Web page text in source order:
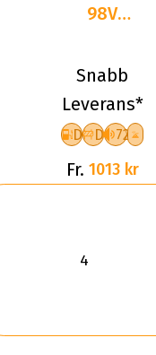
98V
PL02 XL
Friktion
2024
Snabb
Leverans*
D D 72
Fr. 1013 kr